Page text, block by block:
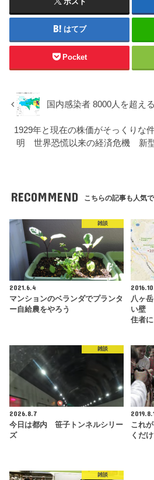
はてブ
Pocket
国内感染者 8000人を超え
1929年と現在の株価がそっくり
明 世界恐慌以来の経済危機 新
RECOMMEND こちらの記事も人気で
雑談
2021.6.4
マンションのベランダでプランタ
ー自給農をやろう
八ヶ
い壁
住者
雑談
2026.8.7
今日は都内 笹子トンネルシリー
ズ
これ
くだ
雑談